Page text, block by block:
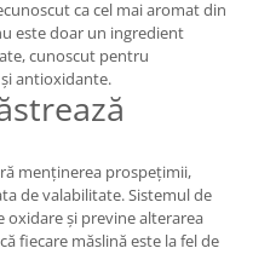
ca cel mai aromat din
este doar un ingredient
cunoscut pentru
antioxidante.
menținerea prospețimii,
de valabilitate. Sistemul de
oxidare și previne alterarea
fiecare măslină este la fel de